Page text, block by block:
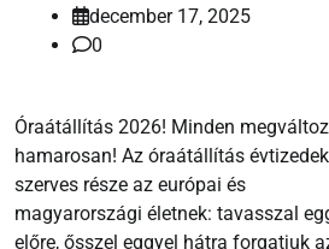
december 17, 2025
0
Óraátállítás 2026! Minden
hamarosan! Az óraátállítás
szerves része az európai és
magyarországi életnek: tavasszal
előre, ősszel eggyel hátra forgatjuk